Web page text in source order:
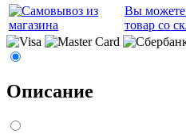
Вы можете
товар со
Описание